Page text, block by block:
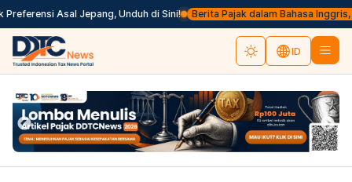
Asal Jepang, Unduh di Sini! Berita Pajak dalam Bahasa Inggris,
ID